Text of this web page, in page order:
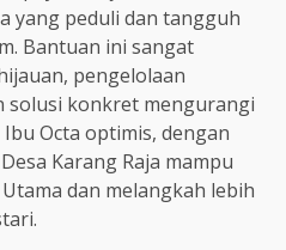
yang peduli dan tangguh
Bantuan ini sangat
pengelolaan
solusi konkret mengurangi
Octa optimis, dengan
Karang Raja mampu
dan melangkah lebih